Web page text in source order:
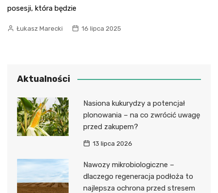
posesji, która będzie
Łukasz Marecki 16 lipca 2025
Aktualności
Nasiona kukurydzy a potencjał
plonowania – na co zwrócić uwagę
przed zakupem?
13 lipca 2026
Nawozy mikrobiologiczne –
dlaczego regeneracja podłoża to
najlepsza ochrona przed stresem